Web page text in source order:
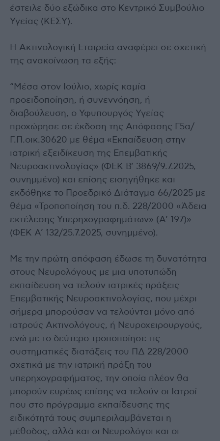
έστειλε δύο εξώδικα στο Κεντρικό Συμβούλιο
Υγείας (ΚΕΣΥ).
Η Ακτινολογική Εταιρεία αναφέρει σε σχετική
της ανακοίνωση τα εξής:
“Μέσα στον Ιούλιο, χωρίς καμία
προειδοποίηση, ή συνεννόηση, ή
διαβούλευση, ο Υφυπουργός Υγείας
προχώρησε σε έκδοση της Απόφασης Γ5α/
Γ.Π.οικ.30620 με θέμα «Εκπαίδευση στην
ιατρική εξειδίκευση της Επεμβατικής
Νευροακτινολογίας» (ΦΕΚ Β’ 3869/9.7.2025,
συνημμένο) και επίσης εισηγήθηκε και
εκδόθηκε το Προεδρικό Διάταγμα 66/2025 με
θέμα «Τροποποίηση του π.δ. 228/2000 «Άδεια
εκτέλεσης Υπερηχογραφημάτων» (Α’ 197)»
(ΦΕΚ Α’ 132/25.7.2025, συνημμένο).
Με την πρώτη απόφαση έδωσε τη δυνατότητα
στους Νευρολόγους με μια υποτυπώδη
εκπαίδευση να τελούν ιατρικές πράξεις
Επεμβατικής Νευροακτινολογίας, που μέχρι
σήμερα μπορούσαν να τελούνται μόνο από
ιατρούς Ακτινολόγους, ή Νευροχειρουργούς,
ενώ με το δεύτερο τροποποίησε τις
συστηματικές διατάξεις του ΠΔ 228/2000
σχετικά με την ιατρική πράξη του
υπερηχογραφήματος, την οποία πλέον θα
μπορούν ευρέως επίσης να τελούν οι Ιατροί
που στο πρόγραμμα εκπαίδευσης της
ειδικότητά τους συμπεριλαμβάνεται η
μέθοδος, αλλά και οι Νευρολόγοι και οι